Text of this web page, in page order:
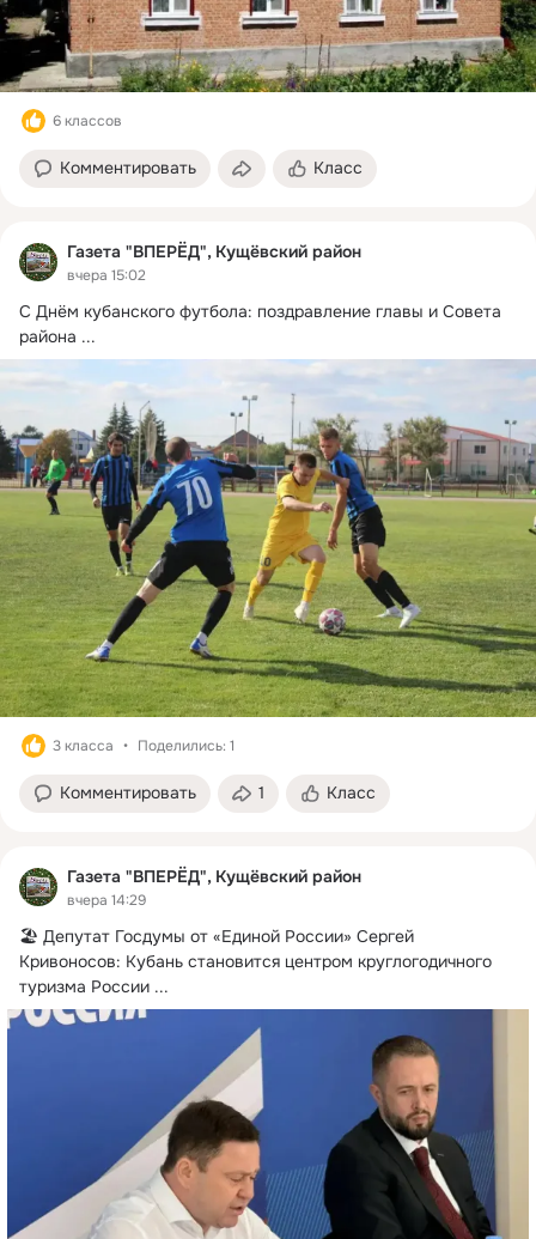
6 классов
Комментировать Класс
Газета "ВПЕРЁД", Кущёвский район
вчера 15:02
С Днём кубанского футбола: поздравление главы и Совета
района ...
3 класса Поделились: 1
Комментировать 1 Класс
Газета "ВПЕРЁД", Кущёвский район
вчера 14:29
🏖 Депутат Госдумы от «Единой России» Сергей
Кривоносов: Кубань становится центром круглогодичного
туризма России ...